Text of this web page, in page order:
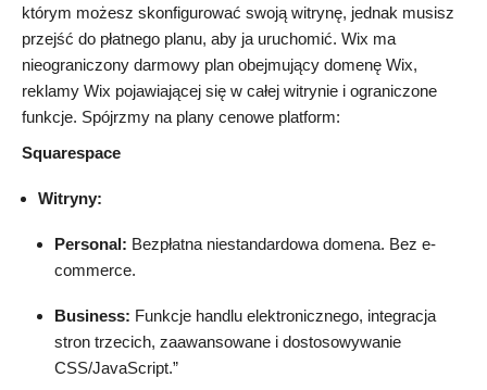
którym możesz skonfigurować swoją witrynę, jednak musisz
przejść do płatnego planu, aby ja uruchomić. Wix ma
nieograniczony darmowy plan obejmujący domenę Wix,
reklamy Wix pojawiającej się w całej witrynie i ograniczone
funkcje. Spójrzmy na plany cenowe platform:
Squarespace
Witryny:
Personal: Bezpłatna niestandardowa domena. Bez e-
commerce.
Business: Funkcje handlu elektronicznego, integracja
stron trzecich, zaawansowane i dostosowywanie
CSS/JavaScript.”